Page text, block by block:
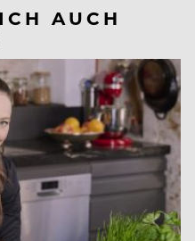
AUCH